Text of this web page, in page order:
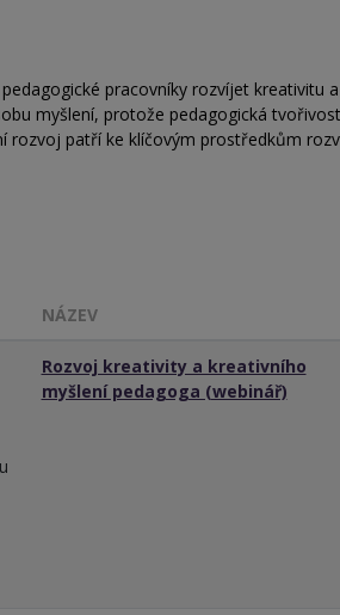
pracovníky rozvíjet kreativitu
myšlení, protože pedagogická
rozvoj patří ke klíčovým prostředkům
NÁZEV
Rozvoj kreativity a kreativního
myšlení pedagoga (webinář)